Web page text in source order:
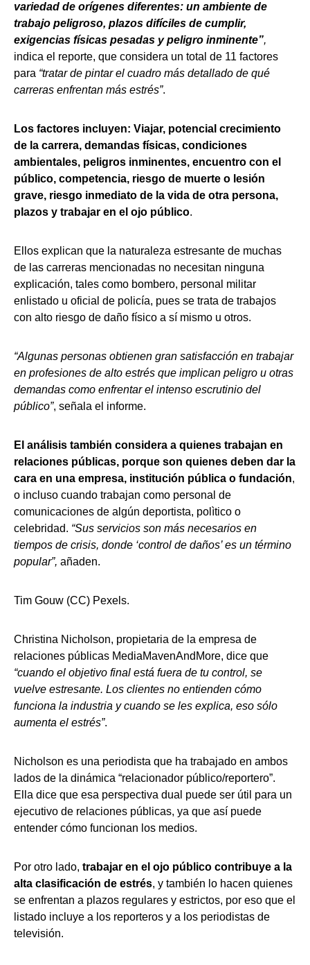
variedad de orígenes diferentes: un ambiente de
trabajo peligroso, plazos difíciles de cumplir,
exigencias físicas pesadas y peligro inminente”,
indica el reporte, que considera un total de 11 factores
para “tratar de pintar el cuadro más detallado de qué
carreras enfrentan más estrés”.
Los factores incluyen: Viajar, potencial crecimiento
de la carrera, demandas físicas, condiciones
ambientales, peligros inminentes, encuentro con el
público, competencia, riesgo de muerte o lesión
grave, riesgo inmediato de la vida de otra persona,
plazos y trabajar en el ojo público.
Ellos explican que la naturaleza estresante de muchas
de las carreras mencionadas no necesitan ninguna
explicación, tales como bombero, personal militar
enlistado u oficial de policía, pues se trata de trabajos
con alto riesgo de daño físico a sí mismo u otros.
“Algunas personas obtienen gran satisfacción en trabajar
en profesiones de alto estrés que implican peligro u otras
demandas como enfrentar el intenso escrutinio del
público”, señala el informe.
El análisis también considera a quienes trabajan en
relaciones públicas, porque son quienes deben dar la
cara en una empresa, institución pública o fundación,
o incluso cuando trabajan como personal de
comunicaciones de algún deportista, polìtico o
celebridad. “Sus servicios son más necesarios en
tiempos de crisis, donde ‘control de daños’ es un término
popular”, añaden.
Tim Gouw (CC) Pexels.
Christina Nicholson, propietaria de la empresa de
relaciones públicas MediaMavenAndMore, dice que
“cuando el objetivo final está fuera de tu control, se
vuelve estresante. Los clientes no entienden cómo
funciona la industria y cuando se les explica, eso sólo
aumenta el estrés”.
Nicholson es una periodista que ha trabajado en ambos
lados de la dinámica “relacionador público/reportero”.
Ella dice que esa perspectiva dual puede ser útil para un
ejecutivo de relaciones públicas, ya que así puede
entender cómo funcionan los medios.
Por otro lado, trabajar en el ojo público contribuye a la
alta clasificación de estrés, y también lo hacen quienes
se enfrentan a plazos regulares y estrictos, por eso que el
listado incluye a los reporteros y a los periodistas de
televisión.